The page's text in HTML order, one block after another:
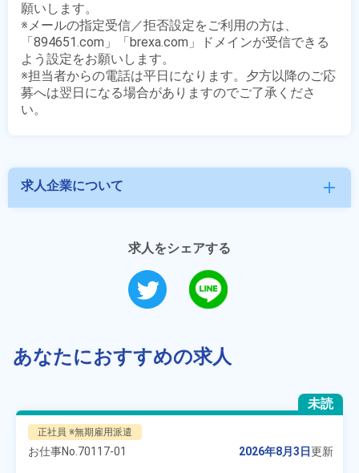
願いします。
※メールの指定受信／拒否設定をご利用の方は、
「894651.com」「brexa.com」ドメインが受信できる
よう設定をお願いします。
※担当者からの電話は平日になります。夕方以降のご応
募へは翌日になる場合がありますのでご了承くださ
求人企業について add
求人をシェアする
あなたにおすすめの求人
未読
正社員 ※無期雇用派遣
お仕事No. 70117-01 2026年8月3日更新